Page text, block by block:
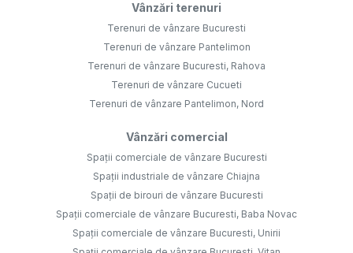
Vânzări terenuri
Terenuri de vânzare Bucuresti
Terenuri de vânzare Pantelimon
Terenuri de vânzare Bucuresti, Rahova
Terenuri de vânzare Cucueti
Terenuri de vânzare Pantelimon, Nord
Vânzări comercial
Spații comerciale de vânzare Bucuresti
Spații industriale de vânzare Chiajna
Spații de birouri de vânzare Bucuresti
Spații comerciale de vânzare Bucuresti, Baba Novac
Spații comerciale de vânzare Bucuresti, Unirii